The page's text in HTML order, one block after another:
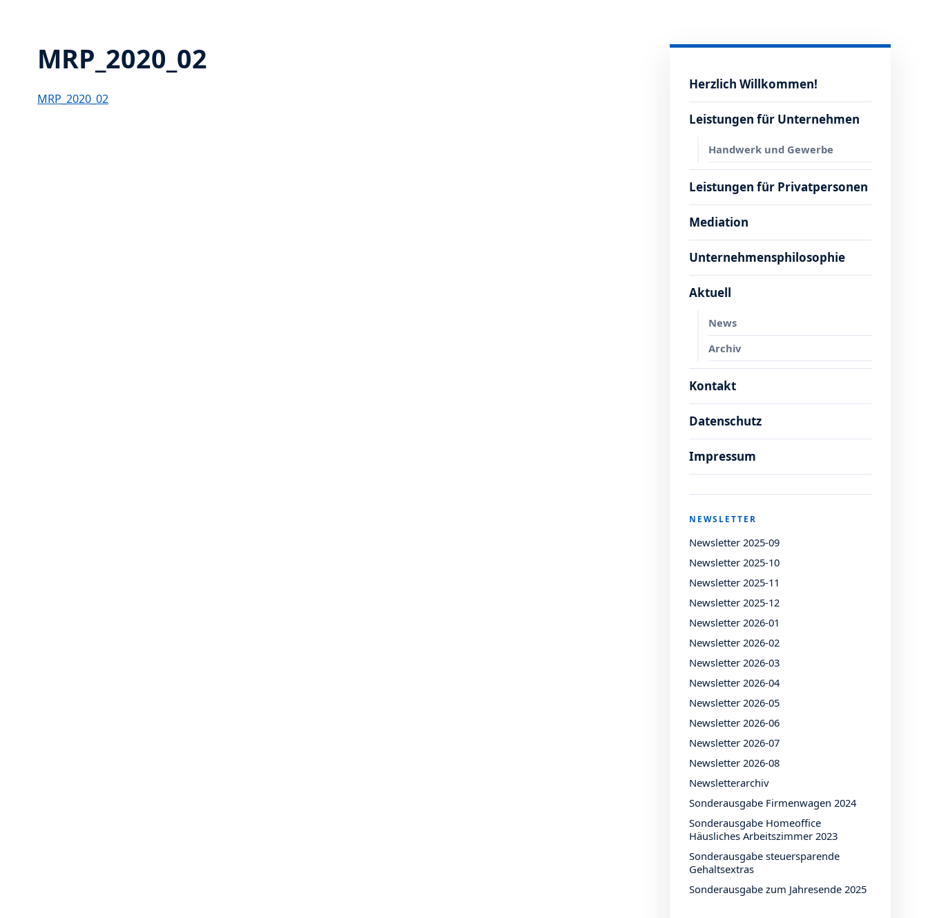
MRP_2020_02
MRP_2020_02
Herzlich Willkommen!
Leistungen für Unternehmen
Handwerk und Gewerbe
Leistungen für Privatpersonen
Mediation
Unternehmensphilosophie
Aktuell
News
Archiv
Kontakt
Datenschutz
Impressum
NEWSLETTER
Newsletter 2025-09
Newsletter 2025-10
Newsletter 2025-11
Newsletter 2025-12
Newsletter 2026-01
Newsletter 2026-02
Newsletter 2026-03
Newsletter 2026-04
Newsletter 2026-05
Newsletter 2026-06
Newsletter 2026-07
Newsletter 2026-08
Newsletterarchiv
Sonderausgabe Firmenwagen 2024
Sonderausgabe Homeoffice
Häusliches Arbeitszimmer 2023
Sonderausgabe steuersparende
Gehaltsextras
Sonderausgabe zum Jahresende 2025